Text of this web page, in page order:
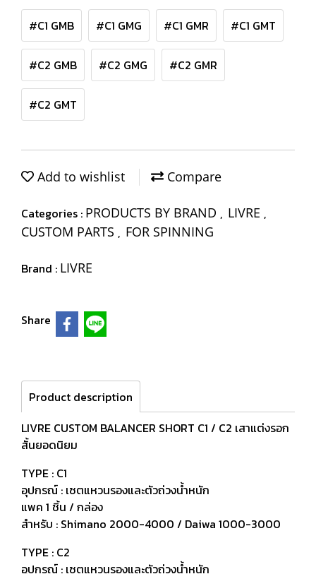
#C1 GMB #C1 GMG #C1 GMR #C1 GMT
#C2 GMB #C2 GMG #C2 GMR
#C2 GMT
Add to wishlist Compare
Categories : PRODUCTS BY BRAND , LIVRE ,
CUSTOM PARTS , FOR SPINNING
Brand : LIVRE
Share
Product description
LIVRE CUSTOM BALANCER SHORT C1 / C2 เสาแต่งรอก
สั้นยอดนิยม
TYPE : C1
อุปกรณ์ : เซตแหวนรองและตัวถ่วงน้ำหนัก
แพค 1 ชิ้น / กล่อง
สำหรับ : Shimano 2000-4000 / Daiwa 1000-3000
TYPE : C2
อุปกรณ์ : เซตแหวนรองและตัวถ่วงน้ำหนัก